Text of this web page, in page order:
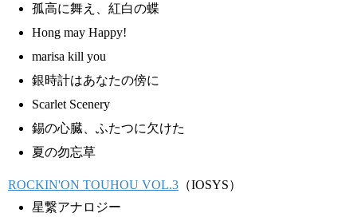
孤高に舞え、紅白の蝶
Hong may Happy!
marisa kill you
銀時計はあなたの傍に
Scarlet Scenery
錫の心臓、ふたつに欠けた
夏の勿忘草
ROCKIN'ON TOUHOU VOL.3 （IOSYS）
星繋アナロジー